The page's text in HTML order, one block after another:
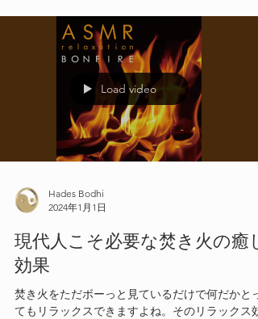
Load video
Hades Bodhi
2024年1月1日
現代人こそ必要な焚き火の癒し
効果
焚き火をただボーっと見ているだけで何だかとっ
てもリラックスできますよね。そのリラックス効